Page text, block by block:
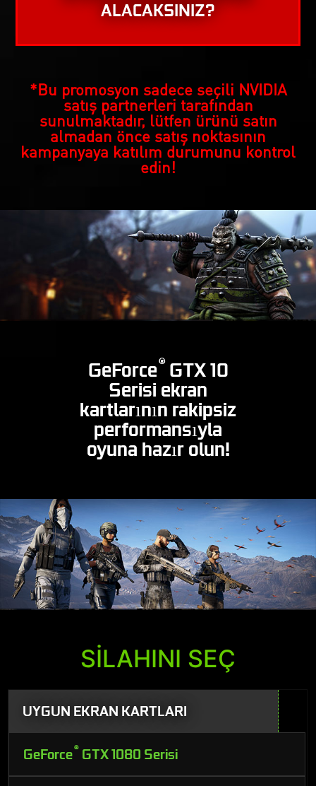
ALACAKSINIZ?
*Bu promosyon sadece seçili NVIDIA
satış partnerleri tarafından
sunulmaktadır, lütfen ürünü satın
almadan önce satış noktasının
kampanyaya katılım durumunu kontrol
edin!
GeForce®GTX 10
Serisi ekran
kartlarının rakipsiz
performansıyla
oyuna hazır olun!
SİLAHINI SEÇ
UYGUN EKRAN KARTLARI
GeForce® GTX 1080 Serisi